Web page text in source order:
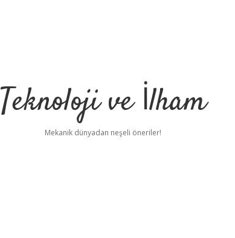
Teknoloji ve İlham
Mekanik dünyadan neşeli öneriler!